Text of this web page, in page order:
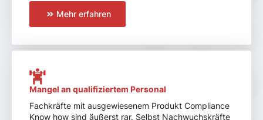
Mehr erfahren
Mangel an qualifiziertem Personal
Fachkräfte mit ausgewiesenem Produkt Compliance
Know how sind äußerst rar. Selbst Nachwuchskräfte